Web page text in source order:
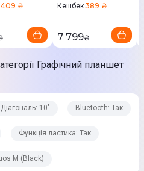
409 ₴ Кешбек389 ₴
7 799₴
Графічний планшет
Діагональ: 10" Bluetooth: Так
Функція ластика: Так
M (Black)